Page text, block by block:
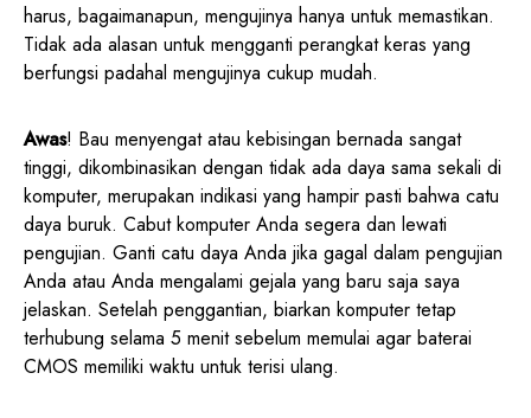
harus, bagaimanapun, mengujinya hanya untuk memastikan.
Tidak ada alasan untuk mengganti perangkat keras yang
berfungsi padahal mengujinya cukup mudah.
Awas! Bau menyengat atau kebisingan bernada sangat
tinggi, dikombinasikan dengan tidak ada daya sama sekali di
komputer, merupakan indikasi yang hampir pasti bahwa catu
daya buruk. Cabut komputer Anda segera dan lewati
pengujian. Ganti catu daya Anda jika gagal dalam pengujian
Anda atau Anda mengalami gejala yang baru saja saya
jelaskan. Setelah penggantian, biarkan komputer tetap
terhubung selama 5 menit sebelum memulai agar baterai
CMOS memiliki waktu untuk terisi ulang.